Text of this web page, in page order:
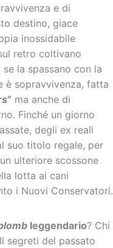
e di
destino, giace
inossidabile
retro coltivano
la spassano con la
è sopravvivenza, fatta
“ ma anche di
Finché un giorno
degli ex reali
suo titolo regale, per
ulteriore scossone
lotta ai cani
i Nuovi Conservatori.
leggendario? Chi
segreti del passato